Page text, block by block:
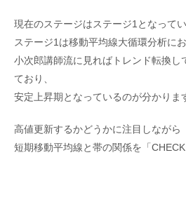
現在のステージはステージ1となってい
ステージ1は移動平均線大循環分析に
小次郎講師流に見ればトレンド転換し
ており、
安定上昇期となっているのが分かりま
高値更新するかどうかに注目しながら
短期移動平均線と帯の関係を「